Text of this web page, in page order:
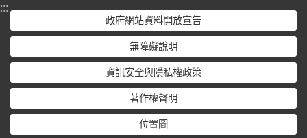
:::
政府網站資料開放宣告
無障礙說明
資訊安全與隱私權政策
著作權聲明
位置圖